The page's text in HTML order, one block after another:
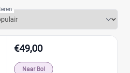
€49,00
Naar Bol